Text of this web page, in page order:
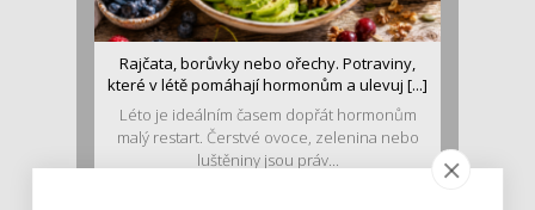
Rajčata, borůvky nebo ořechy. Potraviny,
které v létě pomáhají hormonům a ulevuj [...]
Léto je ideálním časem dopřát hormonům
malý restart. Čerstvé ovoce, zelenina nebo
luštěniny jsou práv...